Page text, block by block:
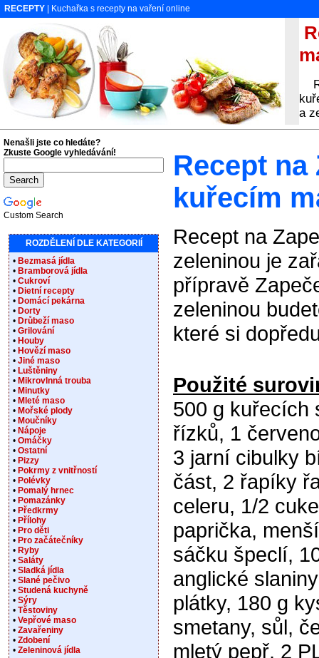
RECEPTY | Kuchařka s recepty na vaření online
a
Recept na
kuřecím
Recept na
zeleninou je
přípravě
zeleninou
které si
Použité
500 g kuřecích
řízků, 1
3 jarní cibulky
část, 2 řapíky
celeru, 1/2
paprička,
sáčku špeclí,
anglické
plátky, 180 g
smetany, sůl,
mletý pepř, 2
Nenašli jste co hledáte?
Zkuste Google vyhledávání!
Custom Search
ROZDĚLENÍ DLE KATEGORIÍ
• Bezmasá jídla
• Bramborová jídla
• Cukroví
• Dietní recepty
• Domácí pekárna
• Dorty
• Drůbeží maso
• Grilování
• Houby
• Hovězí maso
• Jiné maso
• Luštěniny
• Mikrovlnná trouba
• Minutky
• Mleté maso
• Mořské plody
• Moučníky
• Nápoje
• Omáčky
• Ostatní
• Pizzy
• Pokrmy z vnitřností
• Polévky
• Pomalý hrnec
• Pomazánky
• Předkrmy
• Přílohy
• Pro děti
• Pro začátečníky
• Ryby
• Saláty
• Sladká jídla
• Slané pečivo
• Studená kuchyně
• Sýry
• Těstoviny
• Vepřové maso
• Zavařeniny
• Zdobení
• Zeleninová jídla